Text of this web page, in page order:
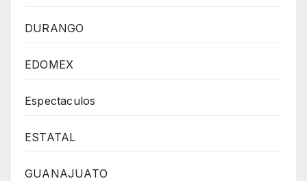
DURANGO
EDOMEX
Espectaculos
ESTATAL
GUANAJUATO